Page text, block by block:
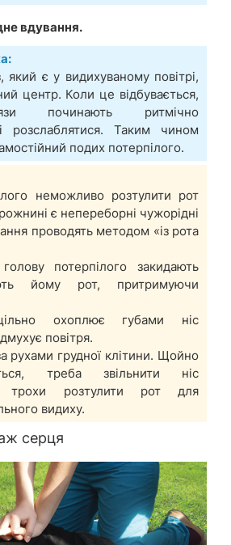
вдування.
який є у видихуваному повітрі,
центр. Коли це відбувається,
починають ритмічно
розслаблятися. Таким чином
подих потерпілого.
неможливо розтулити рот
є непереборні чужорідні
проводять методом «із рота
потерпілого закидають
йому рот, притримуючи
охоплює губами ніс
повітря.
рухами грудної клітини. Щойно
треба звільнити ніс
трохи розтулити рот для
видиху.
серця